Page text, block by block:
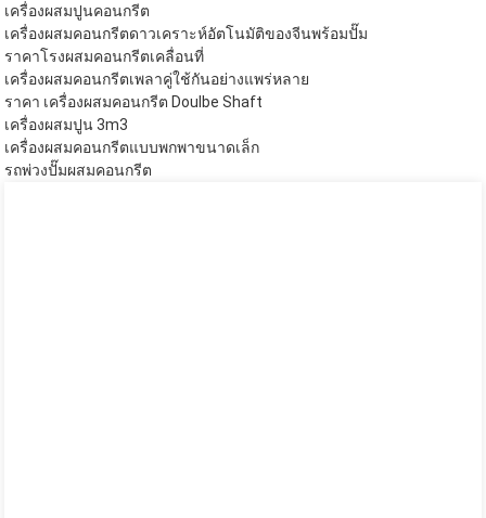
เครื่องผสมปูนคอนกรีต
เครื่องผสมคอนกรีตดาวเคราะห์อัตโนมัติของจีนพร้อมปั๊ม
ราคาโรงผสมคอนกรีตเคลื่อนที่
เครื่องผสมคอนกรีตเพลาคู่ใช้กันอย่างแพร่หลาย
ราคา เครื่องผสมคอนกรีต Doulbe Shaft
เครื่องผสมปูน 3m3
เครื่องผสมคอนกรีตแบบพกพาขนาดเล็ก
รถพ่วงปั๊มผสมคอนกรีต